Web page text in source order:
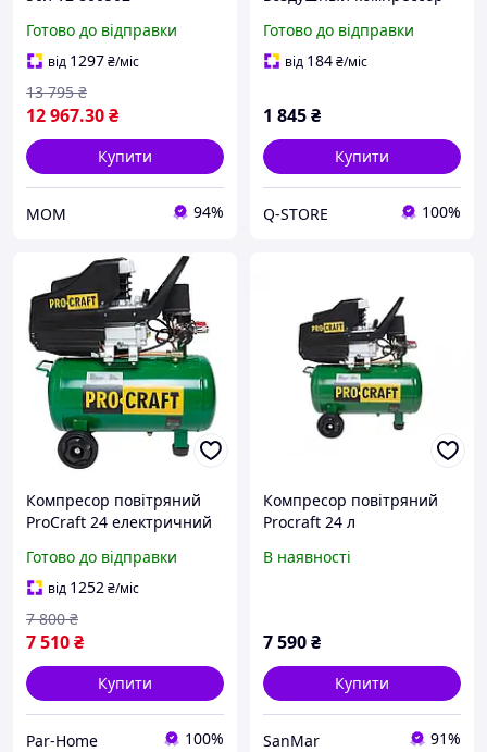
Готово до відправки
від 1297₴/міс
12 967.30₴
13 795 ₴
Купити
МОМ 94%
ЗУ) Q-STORE -shopping-
without-problems-
Готово до відправки
від 184₴/міс
1 845₴
Купити
Q-STORE 100%
Компресор повітряний
ProCraft 24 електричний
24 л
Готово до відправки
від 1252₴/міс
7 510₴
7 800 ₴
Купити
Par-Home 100%
Компресор повітряний
Procraft 24 л
В наявності
7 590₴
Купити
SanMar 91%